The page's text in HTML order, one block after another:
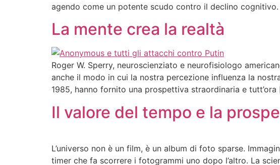
agendo come un potente scudo contro il declino
La mente crea la realtà
Roger W. Sperry, neuroscienziato e neurofisiologo
anche il modo in cui la nostra percezione influenza la
1985, hanno fornito una prospettiva straordinaria e
Il valore del tempo e la
L’universo non è un film, è un album di foto sparse.
timer che fa scorrere i fotogrammi uno dopo l’altro. La